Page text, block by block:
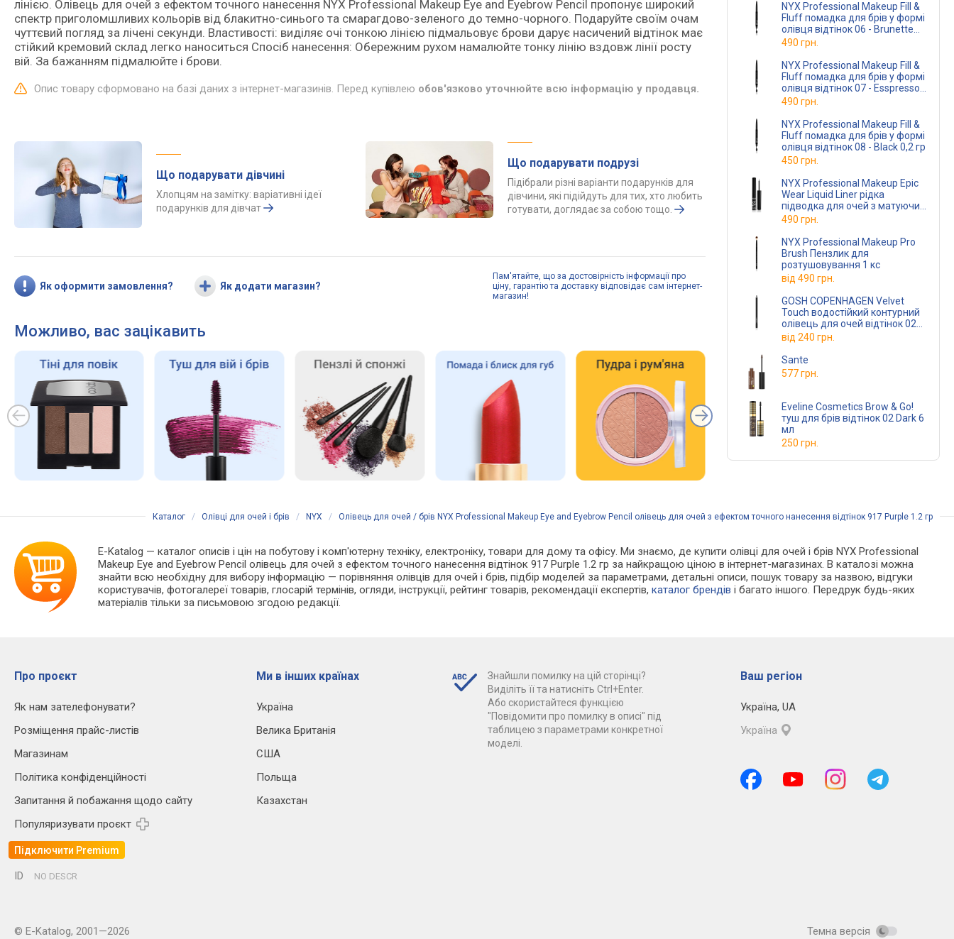
лінією. Олівець для очей з ефектом точного нанесення NYX Professional Makeup Eye and Eyebrow Pencil пропонує широкий
спектр приголомшливих кольорів від блакитно-синього та смарагдово-зеленого до темно-чорного. Подаруйте своїм очам
чуттєвий погляд за лічені секунди. Властивості: виділяє очі тонкою лінією підмальовує брови дарує насичений відтінок має
стійкий кремовий склад легко наноситься Спосіб нанесення: Обережним рухом намалюйте тонку лінію вздовж лінії росту
вій. За бажанням підмалюйте і брови.
Опис товару сформовано на базі даних з інтернет-магазинів. Перед купівлею обов'язково уточнюйте всю інформацію у продавця.
Що подарувати дівчині
Хлопцям на замітку: варіативні ідеї
подарунків для дівчат
Що подарувати подрузі
Підібрали різні варіанти подарунків для
дівчини, які підійдуть для тих, хто любить
готувати, доглядає за собою тощо.
Як оформити замовлення? Як додати магазин?
Пам'ятайте, що за достовірність інформації про
ціну, гарантію та доставку відповідає сам інтернет-
магазин!
Можливо, вас зацікавить
NYX Professional Makeup Fill &
Fluff помадка для брів у формі
олівця відтінок 06 - Brunette
0,2 гр
490 грн.
NYX Professional Makeup Fill &
Fluff помадка для брів у формі
олівця відтінок 07 - Esspresso
0,2 гр
490 грн.
NYX Professional Makeup Fill &
Fluff помадка для брів у формі
олівця відтінок 08 - Black 0,2 гр
450 грн.
NYX Professional Makeup Epic
Wear Liquid Liner рідка
підводка для очей з матуючим
ефектом відтінок 03 Stone Fox
3.5 мл
490 грн.
NYX Professional Makeup Pro
Brush Пензлик для
розтушовування 1 кс
від 490 грн.
GOSH COPENHAGEN Velvet
Touch водостійкий контурний
олівець для очей відтінок 023
Black Ink 1.2 гр
від 240 грн.
Sante
577 грн.
Eveline Cosmetics Brow & Go!
туш для брів відтінок 02 Dark 6
мл
250 грн.
Каталог / Олівці для очей і брів / NYX / Олівець для очей / брів NYX Professional Makeup Eye and Eyebrow Pencil олівець для очей з ефектом точного нанесення відтінок 917 Purple 1.2 гр
E-Katalog — каталог описів і цін на побутову і комп'ютерну техніку, електроніку, товари для дому та офісу. Ми знаємо, де купити олівці для очей і брів NYX Professional
Makeup Eye and Eyebrow Pencil олівець для очей з ефектом точного нанесення відтінок 917 Purple 1.2 гр за найкращою ціною в інтернет-магазинах. В каталозі можна
знайти всю необхідну для вибору інформацію — порівняння олівців для очей і брів, підбір моделей за параметрами, детальні описи, пошук товару за назвою, відгуки
користувачів, фотогалереї товарів, глосарій термінів, огляди, інструкції, рейтинг товарів, рекомендації експертів,каталог брендів і багато іншого. Передрук будь-яких
матеріалів тільки за письмовою згодою редакції.
Про проєкт
Як нам зателефонувати?
Розміщення прайс-листів
Магазинам
Політика конфіденційності
Запитання й побажання щодо сайту
Популяризувати проєкт
Підключити Premium
Ми в інших країнах
Україна
Велика Британія
США
Польща
Казахстан
Знайшли помилку на цій сторінці?
Виділіть її та натисніть Ctrl+Enter.
Або скористайтеся функцією
"Повідомити про помилку в описі" під
таблицею з параметрами конкретної
моделі.
Ваш регіон
Україна, UA
Україна
ID NO DESCR
© E-Katalog, 2001—2026 Темна версія